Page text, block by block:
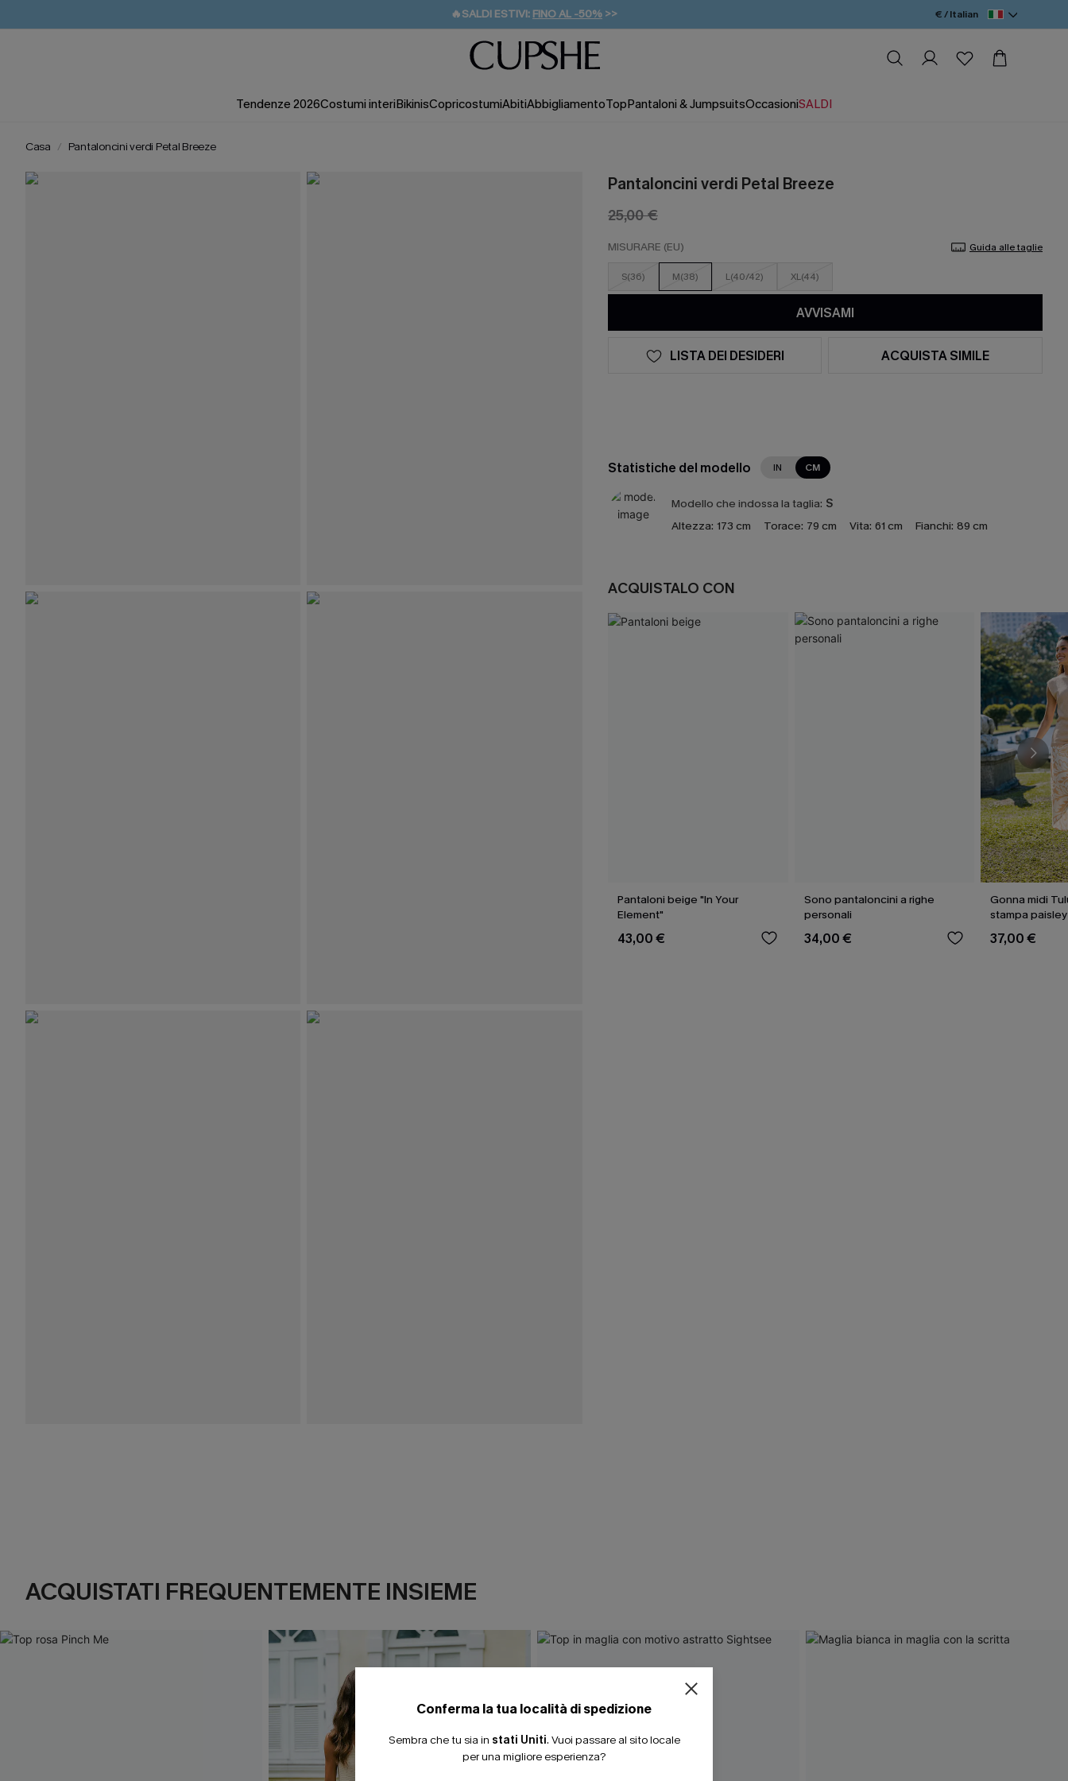
🔥SALDI ESTIVI: FINO AL -50% >>
🚚SPEDIZIONE GRATUITA DA 49€
💌REGALO PER I NUOVI: 20% DI SCONTO*
€ / Italian
Tendenze 2026Costumi interiBikinisCopricostumiAbitiAbbigliamentoTopPantaloni & JumpsuitsOccasioniSALDI
Casa Pantaloncini verdi Petal Breeze
Pantaloncini verdi Petal Breeze
25,00 €
MISURARE (EU) Guida alle taglie
S(36) M(38) L(40/42) XL(44)
AVVISAMI
LISTA DEI DESIDERI ACQUISTA SIMILE
Statistiche del modello IN CM
Modello che indossa la taglia: S
Altezza: 173 cm Torace: 79 cm Vita: 61 cm Fianchi: 89 cm
ACQUISTALO CON
Pantaloni beige "In Your
Element"
43,00 €
Sono pantaloncini a righe
personali
34,00 €
Gonna midi
stampa paisley
37,00 €
ACQUISTATI FREQUENTEMENTE INSIEME
Conferma la tua località di spedizione
Sembra che tu sia in stati Uniti. Vuoi passare al sito locale
per una migliore esperienza?
20% DI SCONTO SU 2 O PIÙ ARTICOLI